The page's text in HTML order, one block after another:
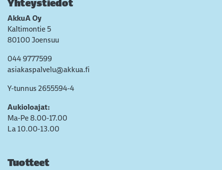
Yhteystiedot
AkkuA Oy
Kaltimontie 5
80100 Joensuu
044 9777599
asiakaspalvelu@akkua.fi
Y-tunnus 2655594-4
Aukioloajat:
Ma-Pe 8.00-17.00
La 10.00-13.00
Tuotteet